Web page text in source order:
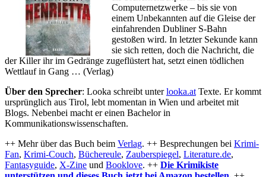
Computernetzwerke – bis sie von
einem Unbekannten auf die Gleise der
einfahrenden Dubliner S-Bahn
gestoßen wird. In letzter Sekunde kann
sie sich retten, doch die Nachricht, die
der Killer ihr im Gedränge zugeflüstert hat, setzt einen tödlichen
Wettlauf in Gang … (Verlag)
Über den Sprecher: Looka schreibt unterlooka.at Texte. Er kommt
ursprünglich aus Tirol, lebt momentan in Wien und arbeitet mit
Blogs. Nebenbei macht er einen Bachelor in
Kommunikationswissenschaften.
++ Mehr über das Buch beim Verlag. ++ Besprechungen bei Krimi-
Fan, Krimi-Couch, Büchereule, Zauberspiegel, Literature.de,
Fantasyguide, X-Zine und Booklove. ++ Die Krimikiste